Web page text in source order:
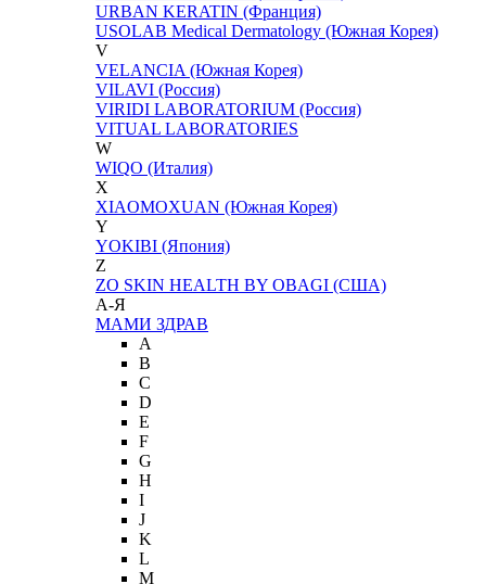
URBAN KERATIN (Франция)
USOLAB Medical Dermatology (Южная Корея)
V
VELANCIA (Южная Корея)
VILAVI (Россия)
VIRIDI LABORATORIUM (Россия)
VITUAL LABORATORIES
W
WIQO (Италия)
X
XIAOMOXUAN (Южная Корея)
Y
YOKIBI (Япония)
Z
ZO SKIN HEALTH BY OBAGI (США)
А-Я
МАМИ ЗДРАВ
A
B
C
D
E
F
G
H
I
J
K
L
M